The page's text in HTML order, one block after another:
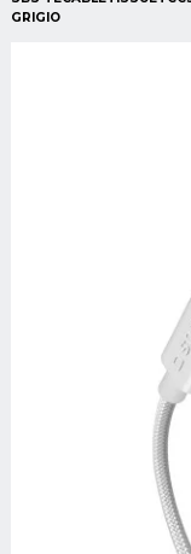
GRIGIO